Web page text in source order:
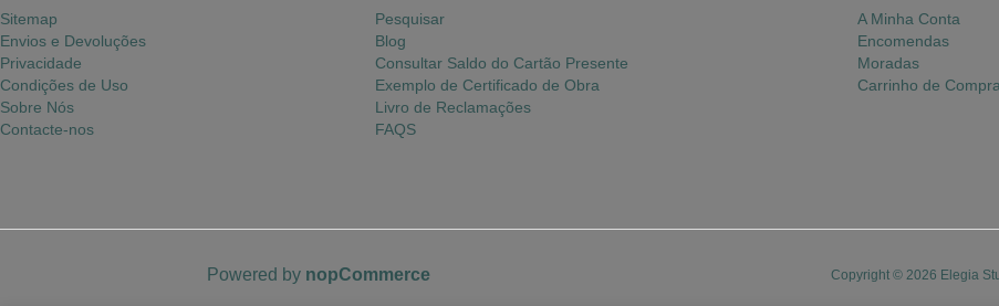
Sitemap
Envios e Devoluções
Privacidade
Condições de Uso
Sobre Nós
Contacte-nos
Pesquisar
Blog
Consultar Saldo do Cartão Presente
Exemplo de Certificado de Obra
Livro de Reclamações
FAQS
A Minha Conta
Encomendas
Moradas
Carrinho de
Copyright © 2026 Elegia
Powered by nopCommerce